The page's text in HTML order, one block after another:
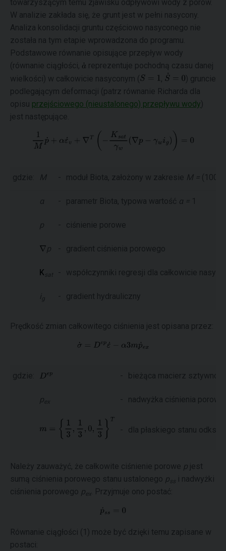
towarzyszącym temu zjawisku odpływowi wody z porów.
W analizie zakłada się, że grunt jest w pełni nasycony.
Analiza konsolidacji gruntu częściowo nasyconego nie
została na tym etapie wprowadzona do programu.
Podstawowe równanie opisujące przepływ wody
(równanie ciągłości,
reprezentuje pochodną czasu danej
wielkości) w całkowicie nasyconym (
,
) gruncie
podlegającym deformacji (patrz równanie Richarda dla
opisu przejściowego (nieustalonego) przepływu wody)
jest następujące.
gdzie: M - moduł Biota, założony w zakresie M = (100-
α - parametr Biota, typowa wartość α = 1
p - ciśnienie porowe
p - gradient ciśnienia porowego
K sat - współczynniki regresji dla całkowicie
i g - gradient hydrauliczny
Prędkość zmian całkowitego ciśnienia jest opisana przez:
gdzie: - bieżąca macierz
pex - nadwyżka ciśnienia
- dla płaskiego stanu
Należy zauważyć, że całkowite ciśnienie porowe p jest
sumą ciśnienia porowego stanu ustalonego pss i nadwyżki
ciśnienia porowego pex . Przyjmuje ono postać:
Równanie ciągłości (1) może być dzięki temu zapisane w
postaci: